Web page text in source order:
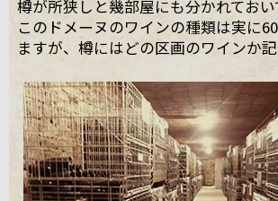
樽が所狭しと幾部屋にも分かれておい
このドメーヌのワインの種類は実に
ますが、樽にはどの区画のワインか記